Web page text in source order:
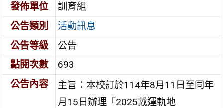
發佈單位
訓育組
公告類別
活動訊息
公告等級
公告
點閱次數
693
公告內容
主旨：本校訂於114年8月11日至同年
月15日辦理「2025戴運軌地